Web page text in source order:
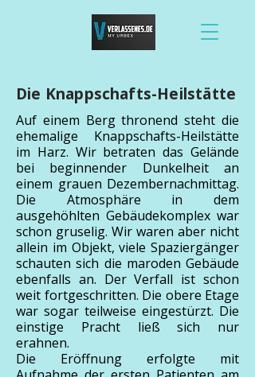
Die Knappschafts-Heilstätte
Auf einem Berg thronend steht die
ehemalige Knappschafts-Heilstätte
im Harz. Wir betraten das Gelände
bei beginnender Dunkelheit an
einem grauen Dezembernachmittag.
Die Atmosphäre in dem
ausgehöhlten Gebäudekomplex war
schon gruselig. Wir waren aber nicht
allein im Objekt, viele Spaziergänger
schauten sich die maroden Gebäude
ebenfalls an. Der Verfall ist schon
weit fortgeschritten. Die obere Etage
war sogar teilweise eingestürzt. Die
einstige Pracht ließ sich nur
erahnen.
Die Eröffnung erfolgte mit